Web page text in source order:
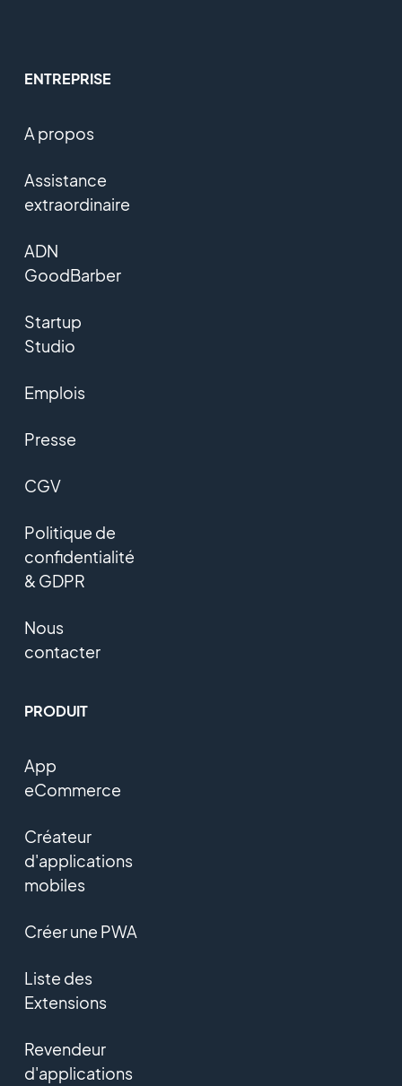
ENTREPRISE
A propos
Assistance
extraordinaire
ADN
GoodBarber
Startup
Studio
Emplois
Presse
CGV
Politique de
confidentialité
& GDPR
Nous
contacter
PRODUIT
App
eCommerce
Créateur
d'applications
mobiles
Créer une PWA
Liste des
Extensions
Revendeur
d'applications